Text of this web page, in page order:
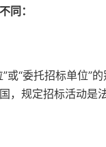
同：
“委托招标单位”的
，规定招标活动是